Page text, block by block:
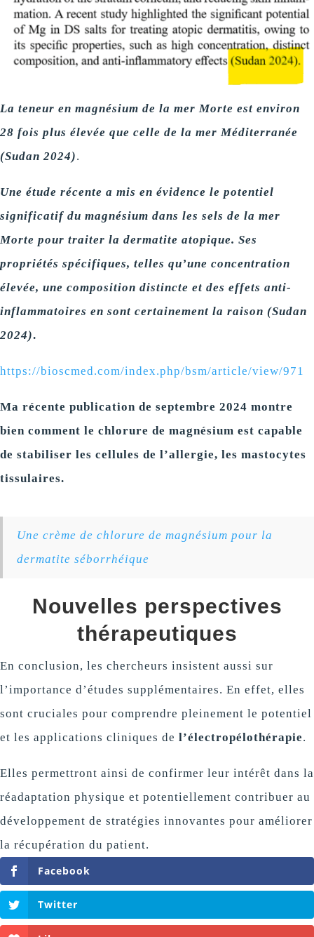
La teneur en magnésium de la mer Morte est environ
28 fois plus élevée que celle de la mer Méditerranée
(Sudan 2024).
Une étude récente a mis en évidence le potentiel
significatif du magnésium dans les sels de la mer
Morte pour traiter la dermatite atopique. Ses
propriétés spécifiques, telles qu’une concentration
élevée, une composition distincte et des effets anti-
inflammatoires en sont certainement la raison (Sudan
2024).
https://bioscmed.com/index.php/bsm/article/view/971
Ma récente publication de septembre 2024 montre
bien comment le chlorure de magnésium est capable
de stabiliser les cellules de l’allergie, les mastocytes
tissulaires.
Une crème de chlorure de magnésium pour la
dermatite séborrhéique
Nouvelles perspectives
thérapeutiques
En conclusion, les chercheurs insistent aussi sur
l’importance d’études supplémentaires. En effet, elles
sont cruciales pour comprendre pleinement le potentiel
et les applications cliniques de l’électropélothérapie.
Elles permettront ainsi de confirmer leur intérêt dans la
réadaptation physique et potentiellement contribuer au
développement de stratégies innovantes pour améliorer
la récupération du patient.
Facebook
Twitter